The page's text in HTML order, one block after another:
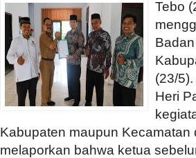
Tebo
(23/
Heri
Kabupaten maupun Kecamatan
melaporkan bahwa ketua